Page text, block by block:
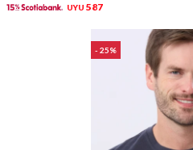
UYU 587
25